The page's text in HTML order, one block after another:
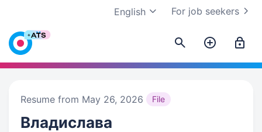
For job seekers
English
Resume from May 26, 2026 File
Владислава